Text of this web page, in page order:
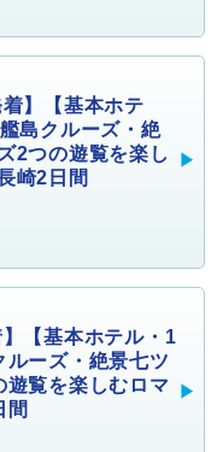
】【基本ホテ
島クルーズ・絶
2つの遊覧を楽し
崎2日間
】【基本ホテル・1
ルーズ・絶景七ツ
遊覧を楽しむロマ
間